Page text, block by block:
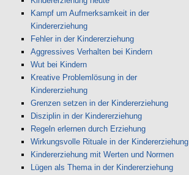
Kampf um Aufmerksamkeit in der
Kindererziehung
Fehler in der Kindererziehung
Aggressives Verhalten bei Kindern
Wut bei Kindern
Kreative Problemlösung in der
Kindererziehung
Grenzen setzen in der Kindererziehung
Disziplin in der Kindererziehung
Regeln erlernen durch Erziehung
Wirkungsvolle Rituale in der Kindererziehung
Kindererziehung mit Werten und Normen
Lügen als Thema in der Kindererziehung